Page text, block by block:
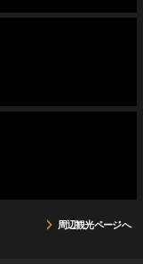
周辺観光ページへ